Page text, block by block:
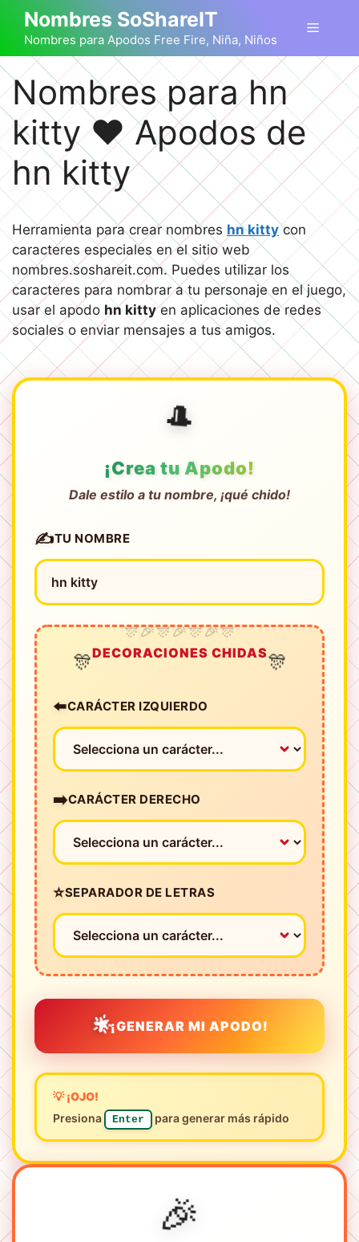
Saltar
contenido
Nombres SoShareIT
Nombres para Apodos Free Fire, Niña, Niños
Menú
Nombres para hn
kitty ❤️ Apodos de
hn kitty
Herramienta para crear nombres hn kittycon
caracteres especiales en el sitio web
nombres.soshareit.com. Puedes utilizar los
caracteres para nombrar a tu personaje en el juego,
usar el apodo hn kittyen aplicaciones de redes
sociales o enviar mensajes a tus amigos.
🎩
¡Crea tu Apodo!
Dale estilo a tu nombre, ¡qué chido!
✍️TU NOMBRE
🎊DECORACIONES CHIDAS🎊
⬅️CARÁCTER IZQUIERDO
➡️CARÁCTER DERECHO
⭐SEPARADOR DE LETRAS
🌟¡GENERAR MI APODO!
💡 ¡OJO!
Presiona
Enter para generar más rápido
🎉